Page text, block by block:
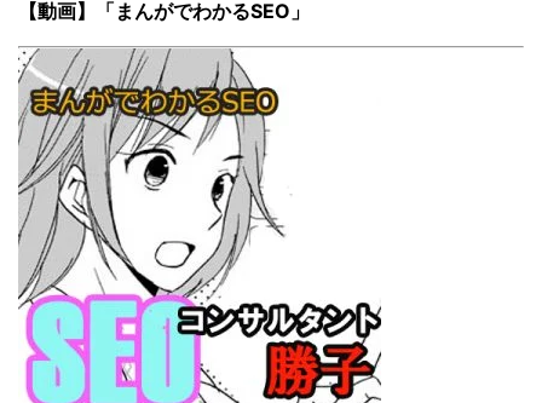
【動画】「まんがでわかるSEO」